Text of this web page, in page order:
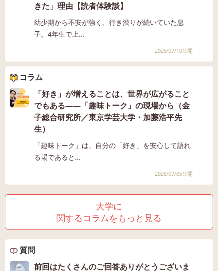
きた」理由【読者体験談】
幼少期から不安が強く、行き渋りが続いていた息
子。4年生で上...
2026/07/10公開
コラム
「好き」が増えることは、世界が広がること
でもある――「趣味トーク」の現場から（金
子総合研究所／東京学芸大学・加藤浩平先
生）
「趣味トーク」は、自分の「好き」を安心して語れ
る場であると...
2026/07/05公開
大学に
関するコラムをもっと見る
質問
前回はたくさんのご回答ありがとうございま